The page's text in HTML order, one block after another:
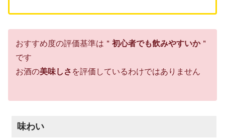
おすすめ度の評価基準は＂ 初心者でも飲みやすいか＂
です
お酒の美味しさ を評価しているわけではありません
味わい